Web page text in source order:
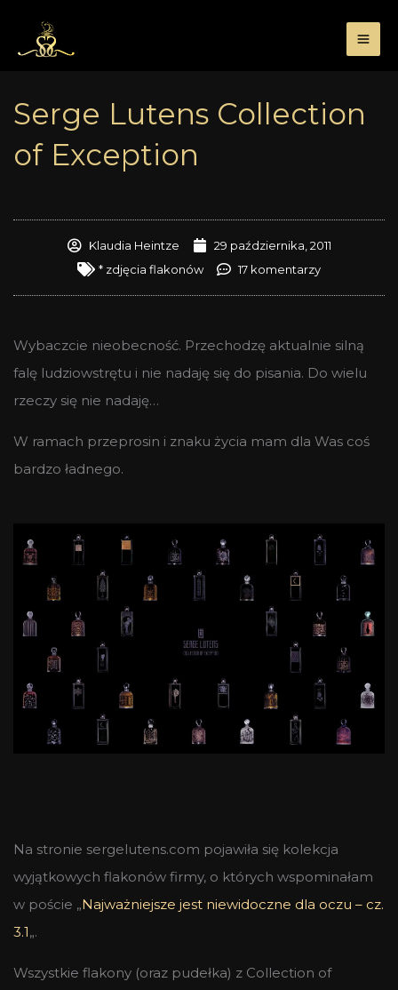
treści
Serge Lutens Collection
of Exception
Klaudia Heintze
29 października, 2011
* zdjęcia flakonów
17 komentarzy
Wybaczcie nieobecność. Przechodzę aktualnie silną
falę ludziowstrętu i nie nadaję się do pisania. Do wielu
rzeczy się nie nadaję…
W ramach przeprosin i znaku życia mam dla Was coś
bardzo ładnego.
Na stronie sergelutens.com pojawiła się kolekcja
wyjątkowych flakonów firmy, o których wspominałam
w poście „Najważniejsze jest niewidoczne dla oczu – cz.
3.1„.
Wszystkie flakony (oraz pudełka) z Collection of